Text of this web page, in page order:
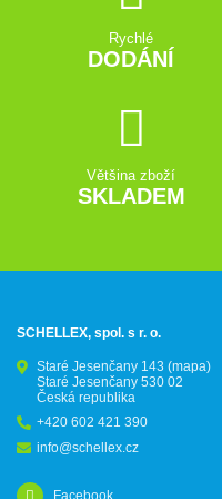
Rychlé
DODÁNÍ
Většina zboží
SKLADEM
SCHELLEX, spol. s r. o.
Staré Jesenčany 143 (mapa)
Staré Jesenčany 530 02
Česká republika
+420 602 421 390
info@schellex.cz
Facebook